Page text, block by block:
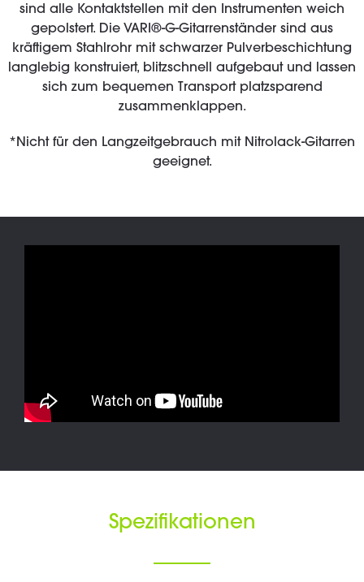
sind alle Kontaktstellen mit den Instrumenten weich
gepolstert. Die VARI®-G-Gitarrenständer sind aus
kräftigem Stahlrohr mit schwarzer Pulverbeschichtung
langlebig konstruiert, blitzschnell aufgebaut und lassen
sich zum bequemen Transport platzsparend
zusammenklappen.
*Nicht für den Langzeitgebrauch mit Nitrolack-Gitarren
geeignet.
Spezifikationen